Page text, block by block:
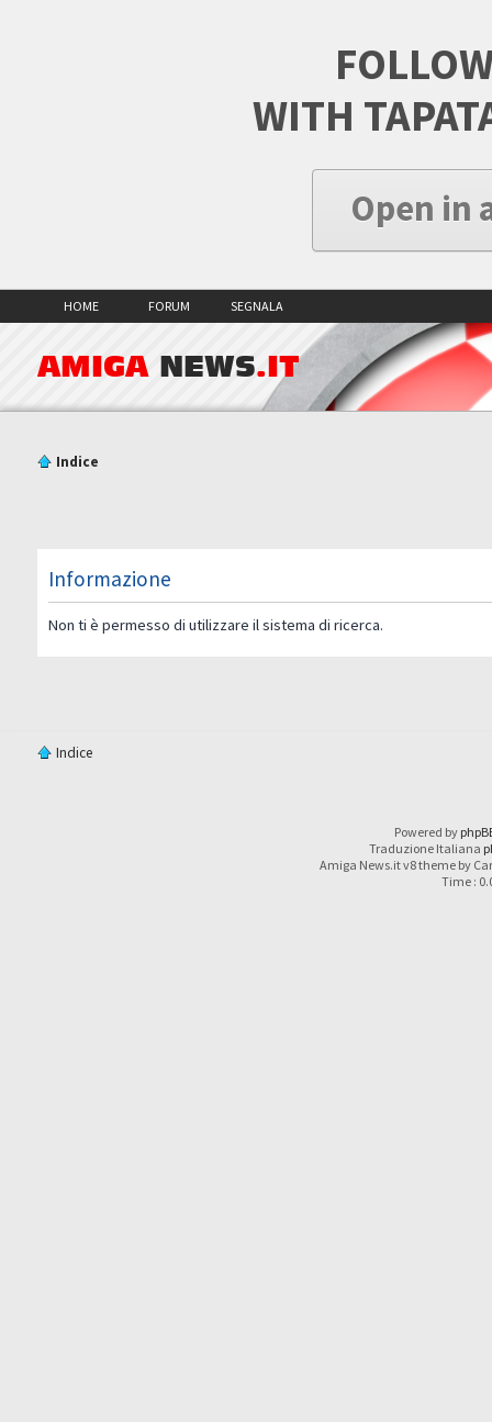
WITH
Open in
HOME FORUM SEGNALA
AMIGA NEWS.IT
Indice
Informazione
Non ti è permesso di utilizzare il sistema di ricerca.
Indice
Powered by
Traduzione Italiana
Amiga News.it v8 theme by
Time :